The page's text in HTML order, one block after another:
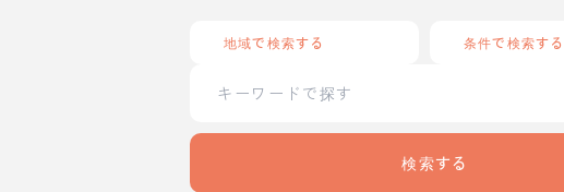
地域で検索する 条件で検索する
検索する